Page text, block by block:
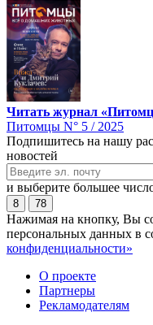
Читать журнал
Питомцы N° 5 / 2025
Подпишитесь на нашу
новостей
и выберите большее
8 78
Нажимая на кнопку, Вы
персональных данных в
конфиденциальности»
О проекте
Партнеры
Рекламодателям